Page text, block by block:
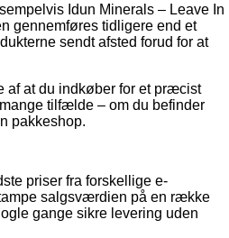
Idun Minerals – Leave In
gennemføres tidligere end et
sendt afsted forud for at
af at du indkøber for et præcist
tilfælde – om du befinder
pakkeshop.
priser fra forskellige e-
salgsværdien på en række
gange sikre levering uden